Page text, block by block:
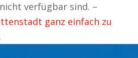
verfügbar sind. –
ganz einfach zu